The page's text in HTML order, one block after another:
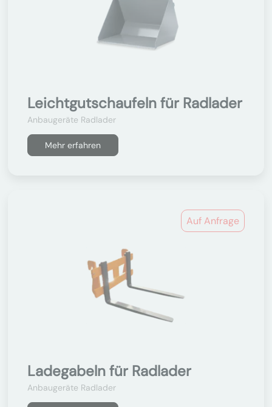
Leichtgutschaufeln für Radlader
Anbaugeräte Radlader
Mehr erfahren
Auf Anfrage
Ladegabeln für Radlader
Anbaugeräte Radlader